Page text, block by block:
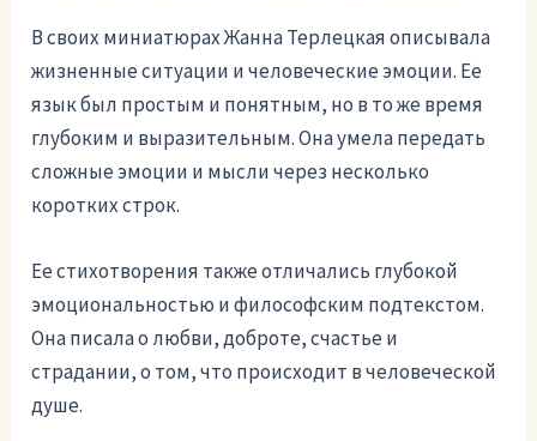
В своих миниатюрах Жанна Терлецкая описывала
жизненные ситуации и человеческие эмоции. Ее
язык был простым и понятным, но в то же время
глубоким и выразительным. Она умела передать
сложные эмоции и мысли через несколько
коротких строк.
Ее стихотворения также отличались глубокой
эмоциональностью и философским подтекстом.
Она писала о любви, доброте, счастье и
страдании, о том, что происходит в человеческой
душе.